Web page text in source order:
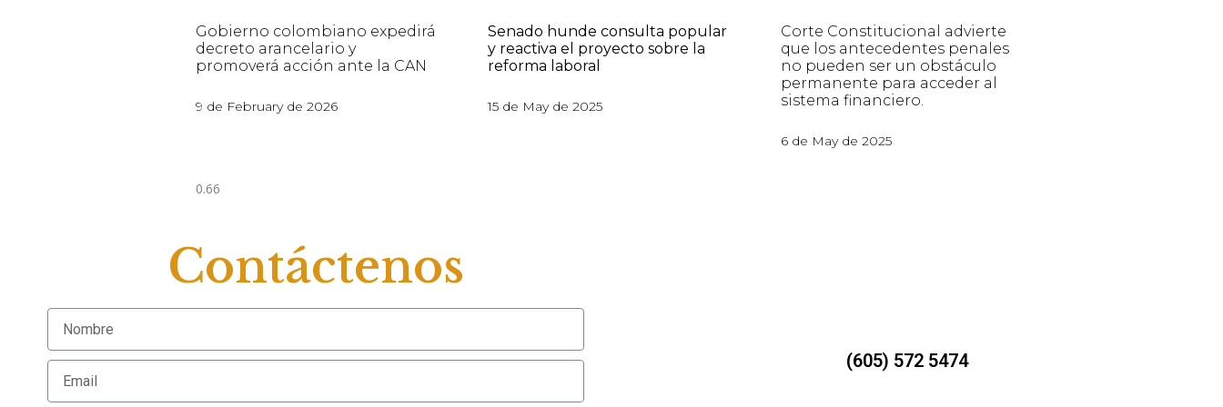
Gobierno colombiano expedirá
decreto arancelario y
promoverá acción ante la CAN
9 de February de 2026
Senado hunde consulta popular
y reactiva el proyecto sobre la
reforma laboral
15 de May de 2025
Corte Constitucional advierte
que los antecedentes penales
no pueden ser un obstáculo
permanente para acceder al
sistema financiero.
6 de May de 2025
Contáctenos
(605) 572 5474